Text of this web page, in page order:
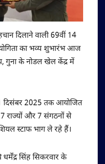
दिलाने वाली 69वीं 14
का भव्य शुभारंभ आज
गुना के नोडल खेल केंद्र में
31 दिसंबर 2025 तक आयोजित
राज्यों और 7 संगठनों से
स्टाफ भाग ले रहे हैं।
सिंह सिकरवार के